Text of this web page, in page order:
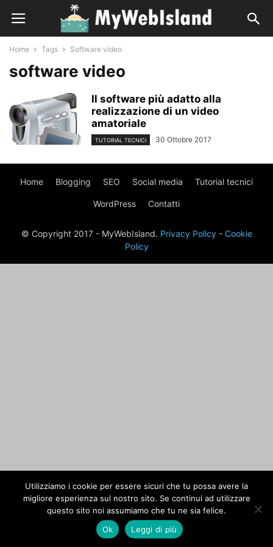
Home Tags Software video
software video
Il software più adatto alla
realizzazione di un video
amatoriale
TUTORIAL TECNICI 30 Ottobre 2017
Home Blogging SEO Social media Tutorial tecnici
WordPress Contatti
© Copyright 2017 - MyWebIsland. Privacy Policy- Cookie
Policy
Utilizziamo i cookie per essere sicuri che tu possa avere la
migliore esperienza sul nostro sito. Se continui ad utilizzare
questo sito noi assumiamo che tu ne sia felice.
Ok
Leggi di più